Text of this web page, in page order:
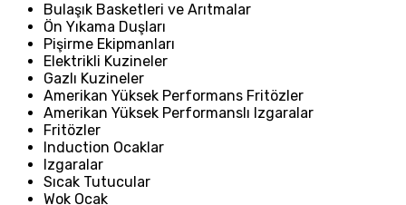
Bulaşık Basketleri ve Arıtmalar
Ön Yıkama Duşları
Pişirme Ekipmanları
Elektrikli Kuzineler
Gazlı Kuzineler
Amerikan Yüksek Performans Fritözler
Amerikan Yüksek Performanslı Izgaralar
Fritözler
Induction Ocaklar
Izgaralar
Sıcak Tutucular
Wok Ocak